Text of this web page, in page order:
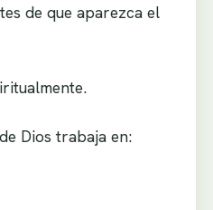
de que aparezca el
Dios trabaja en: